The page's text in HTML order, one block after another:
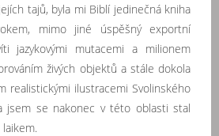
tajů, byla mi Biblí jedinečná kniha
mimo jiné úspěšný exportní
jazykovými mutacemi a milionem
živých objektů a stále dokola
realistickými ilustracemi Svolinského
jsem se nakonec v této oblasti stal